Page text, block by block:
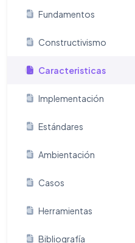
Fundamentos
Constructivismo
Caracteristicas
Implementación
Estándares
Ambientación
Casos
Herramientas
Bibliografía